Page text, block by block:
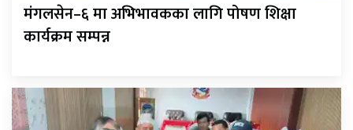
मंगलसेन–६ मा अभिभावकका लागि पोषण शिक्षा
कार्यक्रम सम्पन्न